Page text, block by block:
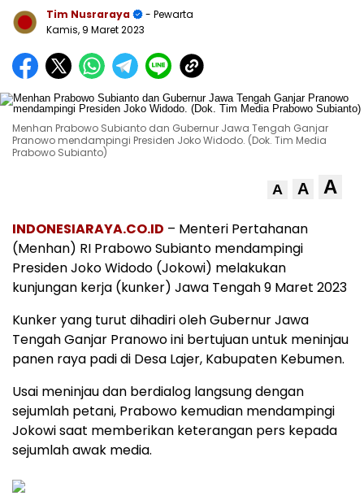
Tim Nusraraya
- Pewarta
Kamis, 9 Maret 2023
Menhan Prabowo Subianto dan Gubernur Jawa Tengah Ganjar
Pranowo mendampingi Presiden Joko Widodo. (Dok. Tim Media
Prabowo Subianto)
A A A
INDONESIARAYA.CO.ID – Menteri Pertahanan
(Menhan) RI Prabowo Subianto mendampingi
Presiden Joko Widodo (Jokowi) melakukan
kunjungan kerja (kunker) Jawa Tengah 9 Maret 2023
Kunker yang turut dihadiri oleh Gubernur Jawa
Tengah Ganjar Pranowo ini bertujuan untuk meninjau
panen raya padi di Desa Lajer, Kabupaten Kebumen.
Usai meninjau dan berdialog langsung dengan
sejumlah petani, Prabowo kemudian mendampingi
Jokowi saat memberikan keterangan pers kepada
sejumlah awak media.